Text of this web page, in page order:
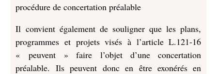
procédure de concertation préalable
Il convient également de souligner que les plans,
programmes et projets visés à l’article L.121-16
« peuvent » faire l’objet d’une concertation
préalable. Ils peuvent donc en être exonérés en